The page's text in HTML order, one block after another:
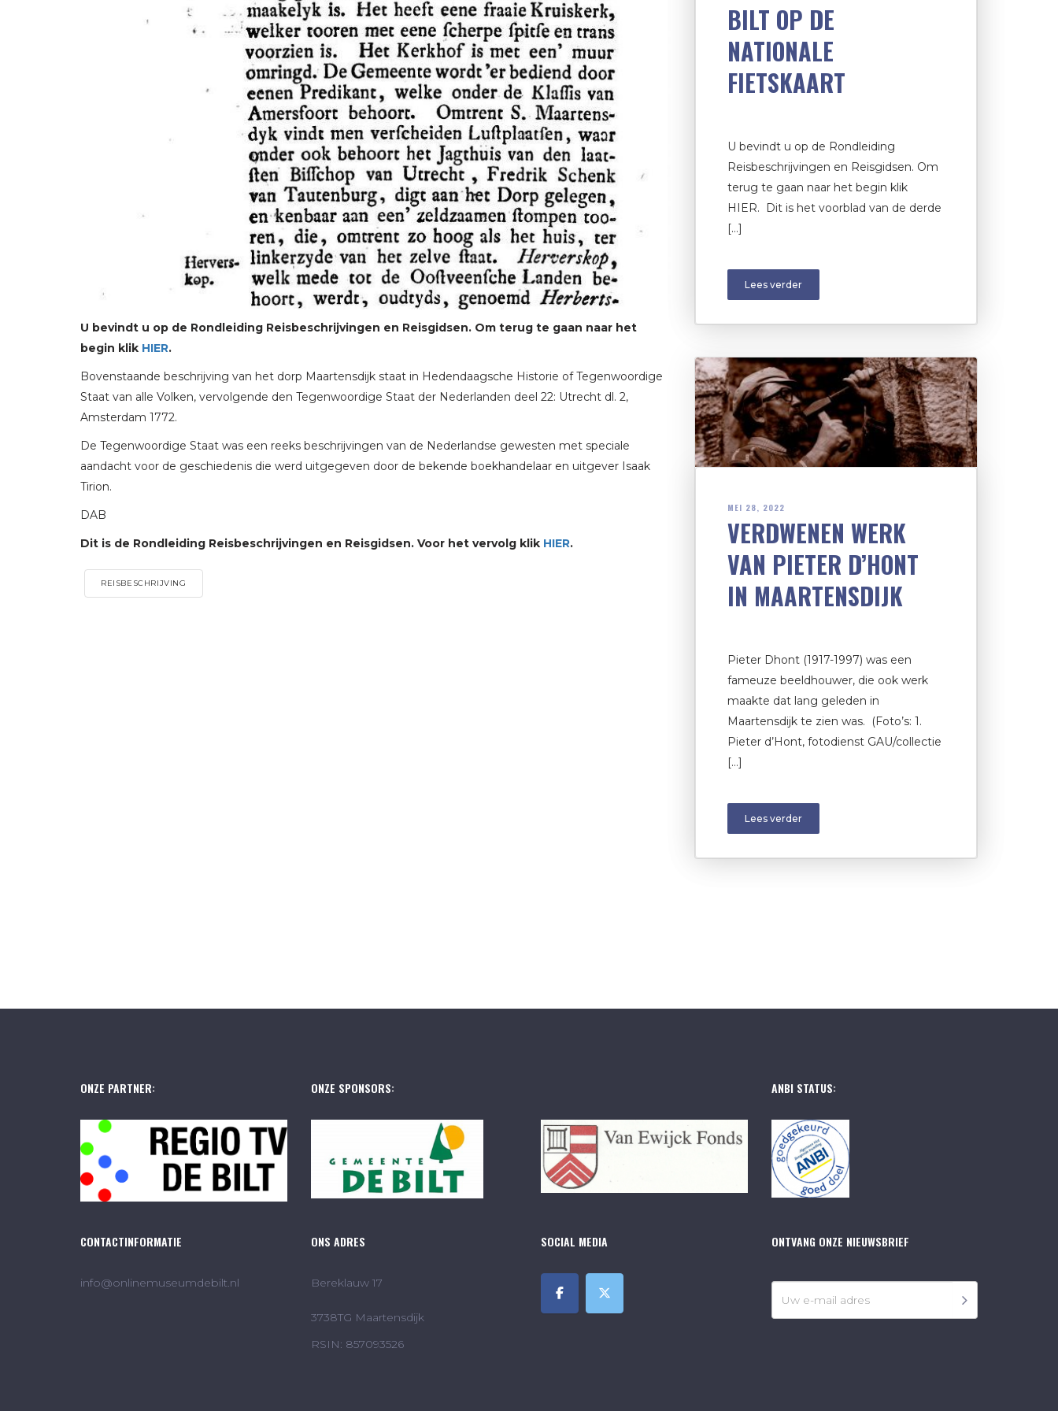
U bevindt u op de Rondleiding Reisbeschrijvingen en Reisgidsen. Om terug te gaan naar het
begin klik HIER.
Bovenstaande beschrijving van het dorp Maartensdijk staat in Hedendaagsche Historie of Tegenwoordige
Staat van alle Volken, vervolgende den Tegenwoordige Staat der Nederlanden deel 22: Utrecht dl. 2,
Amsterdam 1772.
De Tegenwoordige Staat was een reeks beschrijvingen van de Nederlandse gewesten met speciale
aandacht voor de geschiedenis die werd uitgegeven door de bekende boekhandelaar en uitgever Isaak
Tirion.
DAB
Dit is de Rondleiding Reisbeschrijvingen en Reisgidsen. Voor het vervolg klik HIER.
REISBESCHRIJVING
BILT OP DE
NATIONALE
FIETSKAART
U bevindt u op de Rondleiding
Reisbeschrijvingen en Reisgidsen. Om
terug te gaan naar het begin klik
HIER. Dit is het voorblad van de derde
[…]
Lees verder
MEI 28, 2022
VERDWENEN WERK
VAN PIETER D’HONT
IN MAARTENSDIJK
Pieter Dhont (1917-1997) was een
fameuze beeldhouwer, die ook werk
maakte dat lang geleden in
Maartensdijk te zien was. (Foto’s: 1.
Pieter d’Hont, fotodienst GAU/collectie
[…]
Lees verder
ONZE PARTNER: ONZE SPONSORS: ANBI STATUS:
CONTACTINFORMATIE
info@onlinemuseumdebilt.nl
ONS ADRES
Bereklauw 17
3738TG Maartensdijk
RSIN: 857093526
SOCIAL MEDIA ONTVANG ONZE NIEUWSBRIEF